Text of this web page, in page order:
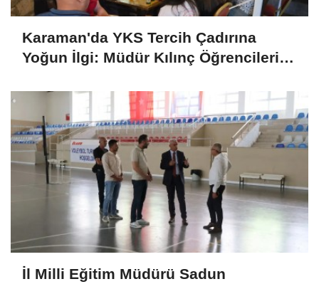
Karaman'da YKS Tercih Çadırına
Yoğun İlgi: Müdür Kılınç Öğrencileri
İl Milli Eğitim Müdürü Sadun